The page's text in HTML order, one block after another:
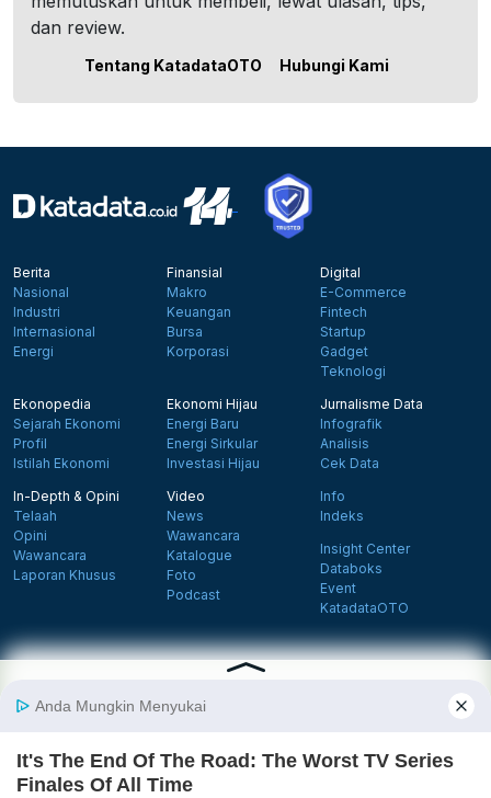
dan review.
Tentang KatadataOTO Hubungi Kami
Berita
Nasional
Industri
Internasional
Energi
Finansial
Makro
Keuangan
Bursa
Korporasi
Digital
E-Commerce
Fintech
Startup
Gadget
Teknologi
Ekonopedia
Sejarah Ekonomi
Profil
Istilah Ekonomi
Ekonomi Hijau
Energi Baru
Energi Sirkular
Investasi Hijau
Jurnalisme Data
Infografik
Analisis
Cek Data
In-Depth & Opini
Telaah
Opini
Wawancara
Laporan Khusus
Video
News
Wawancara
Katalogue
Foto
Podcast
Info
Indeks
Insight Center
Databoks
Event
KatadataOTO
Follow us on Facebook